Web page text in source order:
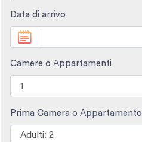
Data di arrivo
Camere o Appartamenti
Prima Camera o Appartamento